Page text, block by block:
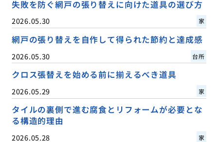
失敗を防ぐ網戸の張り替えに向けた道具の選び方
2026.05.30 家
網戸の張り替えを自作して得られた節約と達成感
2026.05.30 台所
クロス張替えを始める前に揃えるべき道具
2026.05.29 家
タイルの裏側で進む腐食とリフォームが必要とな
る構造的理由
2026.05.28 家